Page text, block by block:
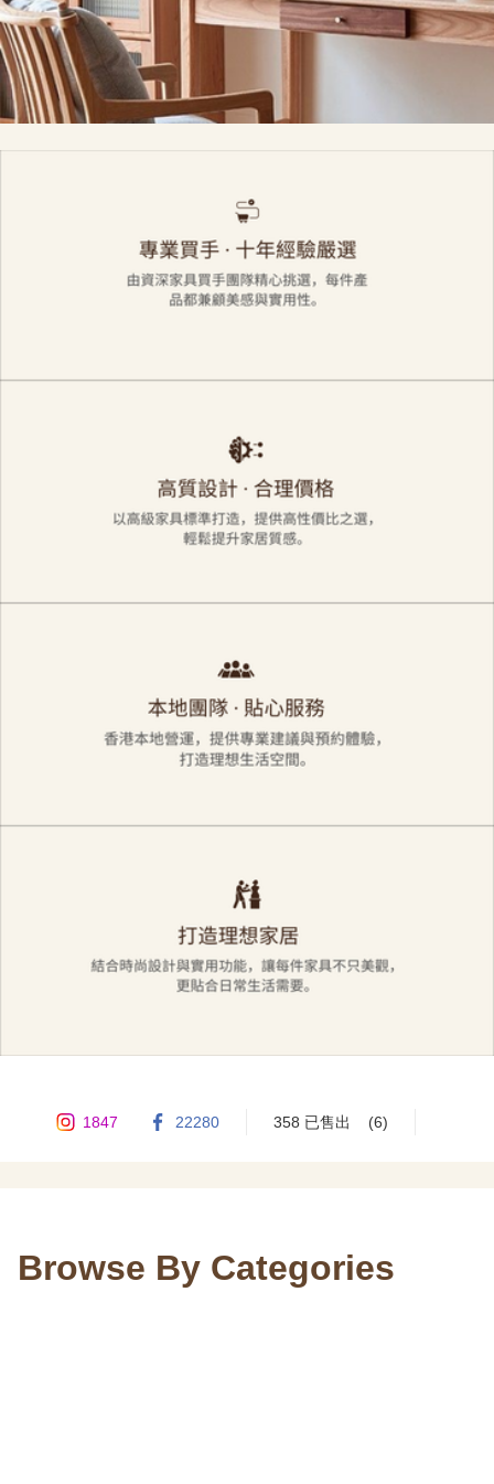
1847 22280 358 已售出 (6)
Browse By Categories